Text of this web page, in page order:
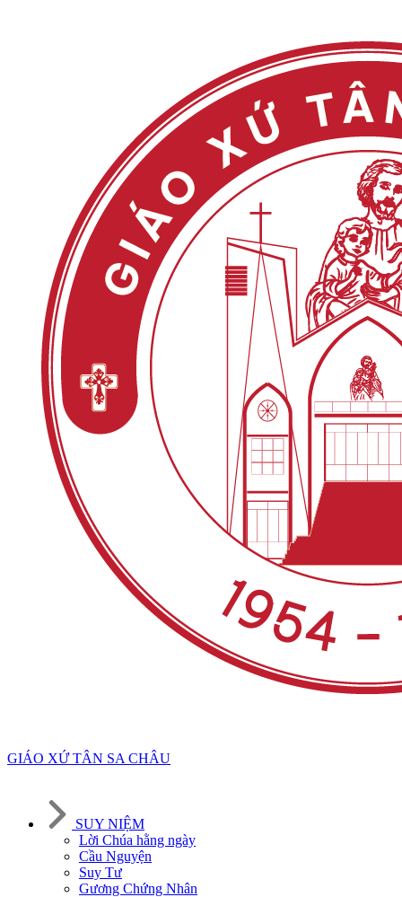
GIÁO XỨ TÂN SA CHÂU
SUY NIỆM
Lời Chúa hằng ngày
Cầu Nguyện
Suy Tư
Gương Chứng Nhân